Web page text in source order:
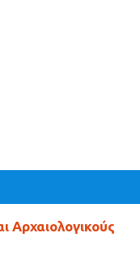
Αρχαιολογικούς